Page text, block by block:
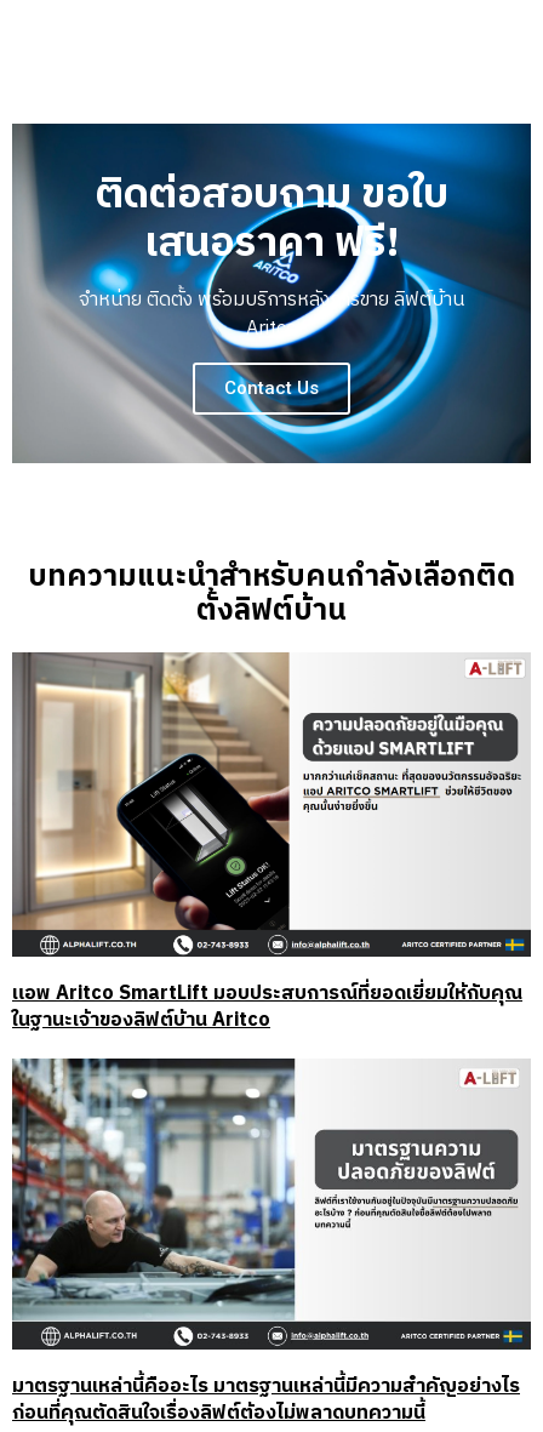
ติดต่อสอบถาม ขอใบ
เสนอราคา ฟรี!
จำหน่าย ติดตั้ง พร้อมบริการหลังการขาย ลิฟต์บ้าน
Aritco
Contact Us
บทความแนะนำสำหรับคนกำลังเลือกติด
ตั้งลิฟต์บ้าน
แอพ Aritco SmartLift มอบประสบการณ์ที่ยอดเยี่ยมให้กับคุณ
ในฐานะเจ้าของลิฟต์บ้าน Aritco
มาตรฐานเหล่านี้คืออะไร มาตรฐานเหล่านี้มีความสำคัญอย่างไร
ก่อนที่คุณตัดสินใจเรื่องลิฟต์ต้องไม่พลาดบทความนี้